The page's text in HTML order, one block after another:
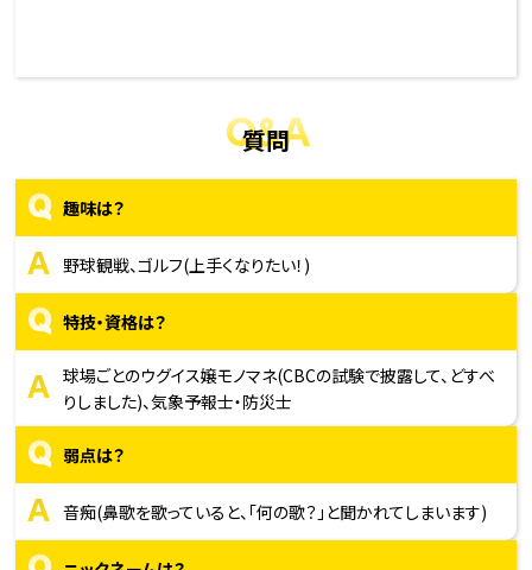
Q&A
質問
Q 趣味は？
A 野球観戦、ゴルフ(上手くなりたい！)
Q 特技・資格は？
A 球場ごとのウグイス嬢モノマネ(CBCの試験で披露して、どすべ
りしました)、気象予報士・防災士
Q 弱点は？
A 音痴(鼻歌を歌っていると、「何の歌？」と聞かれてしまいます)